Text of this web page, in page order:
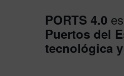
PORTS 4.0
Puertos del
tecnológica